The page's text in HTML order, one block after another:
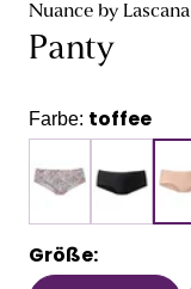
Nuance by Lascana
Panty
Farbe: toffee
Größe: